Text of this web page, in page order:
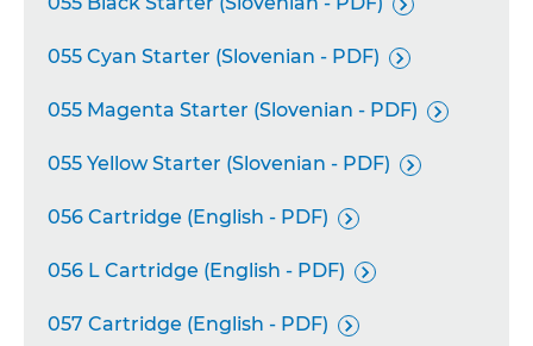

055 Cyan Starter (Slovenian - PDF) 
055 Magenta Starter (Slovenian - PDF) 
055 Yellow Starter (Slovenian - PDF) 
056 Cartridge (English - PDF) 
056 L Cartridge (English - PDF) 
057 Cartridge (English - PDF) 